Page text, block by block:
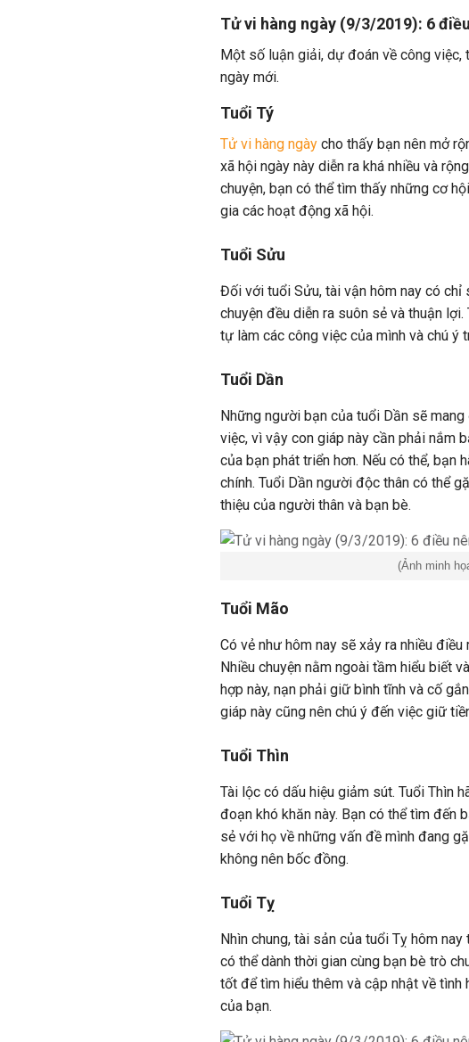
Tử vi hàng ngày (9/3/2019): 6
Một số luận giải, dự đoán về công
ngày mới.
Tuổi Tý
Tử vi hàng ngày cho thấy bạn nên mở
xã hội ngày này diễn ra khá nhiều và
chuyện, bạn có thể tìm thấy những cơ
gia các hoạt động xã hội.
Tuổi Sửu
Đối với tuổi Sửu, tài vận hôm nay có
chuyện đều diễn ra suôn sẻ và thuận
tự làm các công việc của mình và chú ý
Tuổi Dần
Những người bạn của tuổi Dần sẽ
việc, vì vậy con giáp này cần phải nắm
của bạn phát triển hơn. Nếu có thể,
chính. Tuổi Dần người độc thân có thể
thiệu của người thân và bạn bè.
(Ảnh minh
Tuổi Mão
Có vẻ như hôm nay sẽ xảy ra nhiều
Nhiều chuyện nằm ngoài tầm hiểu biết
hợp này, nạn phải giữ bình tĩnh và cố
giáp này cũng nên chú ý đến việc giữ
Tuổi Thìn
Tài lộc có dấu hiệu giảm sút. Tuổi Thìn
đoạn khó khăn này. Bạn có thể tìm đến
sẻ với họ về những vấn đề mình đang
không nên bốc đồng.
Tuổi Tỵ
Nhìn chung, tài sản của tuổi Tỵ hôm
có thể dành thời gian cùng bạn bè trò
tốt để tìm hiểu thêm và cập nhật về
của bạn.